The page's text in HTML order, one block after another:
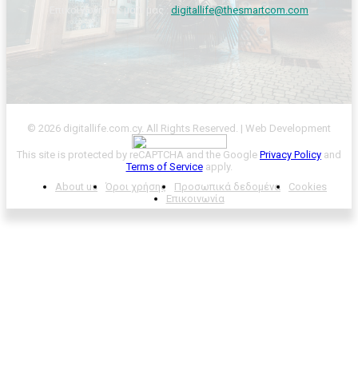
Επικοινωνήστε μαζί μας : digitallife@thesmartcom.com
© 2026 digitallife.com.cy. All Rights Reserved. | Web Development
This site is protected by reCAPTCHA and the Google Privacy Policy and
Terms of Serviceapply.
About us
Όροι χρήσης Προσωπικά δεδομένα
Cookies
Επικοινωνία